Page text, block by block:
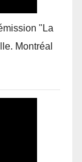
"La
Montréal